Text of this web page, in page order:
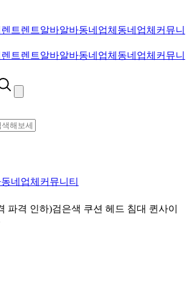
렌트렌트알바알바동네업체 동네업체 커뮤니
렌트렌트알바알바동네업체 동네업체 커뮤니
동네업체 커뮤니티
파격 인하)검은색 쿠션 헤드 침대 퀸사이